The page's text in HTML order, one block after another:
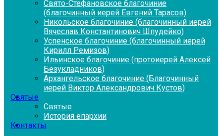
Свято-Стефановское благочиние
(благочинный иерей Евгений Тарасов)
Никольское благочиние (благочинный иерей
Вячеслав Константинович Шпудейко)
Успенское благочиние (благочинный иерей
Кирилл Ремизов)
Ильинское благочиние (протоиерей Алексей
Безукладников)
Архангельское благочиние (Благочинный
иерей Виктор Александрович Кустов)
Святые
Святые
История епархии
Контакты